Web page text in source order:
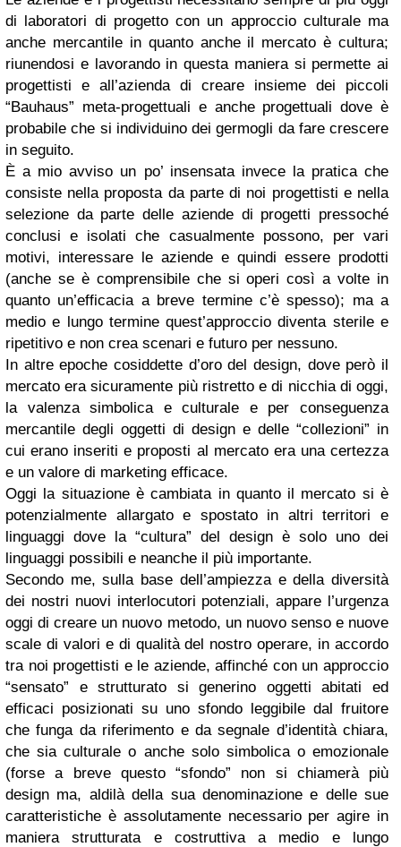
di laboratori di progetto con un approccio culturale ma
anche mercantile in quanto anche il mercato è cultura;
riunendosi e lavorando in questa maniera si permette ai
progettisti e all’azienda di creare insieme dei piccoli
“Bauhaus” meta-progettuali e anche progettuali dove è
probabile che si individuino dei germogli da fare crescere
in seguito.
È a mio avviso un po’ insensata invece la pratica che
consiste nella proposta da parte di noi progettisti e nella
selezione da parte delle aziende di progetti pressoché
conclusi e isolati che casualmente possono, per vari
motivi, interessare le aziende e quindi essere prodotti
(anche se è comprensibile che si operi così a volte in
quanto un’efficacia a breve termine c’è spesso); ma a
medio e lungo termine quest’approccio diventa sterile e
ripetitivo e non crea scenari e futuro per nessuno.
In altre epoche cosiddette d’oro del design, dove però il
mercato era sicuramente più ristretto e di nicchia di oggi,
la valenza simbolica e culturale e per conseguenza
mercantile degli oggetti di design e delle “collezioni” in
cui erano inseriti e proposti al mercato era una certezza
e un valore di marketing efficace.
Oggi la situazione è cambiata in quanto il mercato si è
potenzialmente allargato e spostato in altri territori e
linguaggi dove la “cultura” del design è solo uno dei
linguaggi possibili e neanche il più importante.
Secondo me, sulla base dell’ampiezza e della diversità
dei nostri nuovi interlocutori potenziali, appare l’urgenza
oggi di creare un nuovo metodo, un nuovo senso e nuove
scale di valori e di qualità del nostro operare, in accordo
tra noi progettisti e le aziende, affinché con un approccio
“sensato” e strutturato si generino oggetti abitati ed
efficaci posizionati su uno sfondo leggibile dal fruitore
che funga da riferimento e da segnale d’identità chiara,
che sia culturale o anche solo simbolica o emozionale
(forse a breve questo “sfondo” non si chiamerà più
design ma, aldilà della sua denominazione e delle sue
caratteristiche è assolutamente necessario per agire in
maniera strutturata e costruttiva a medio e lungo